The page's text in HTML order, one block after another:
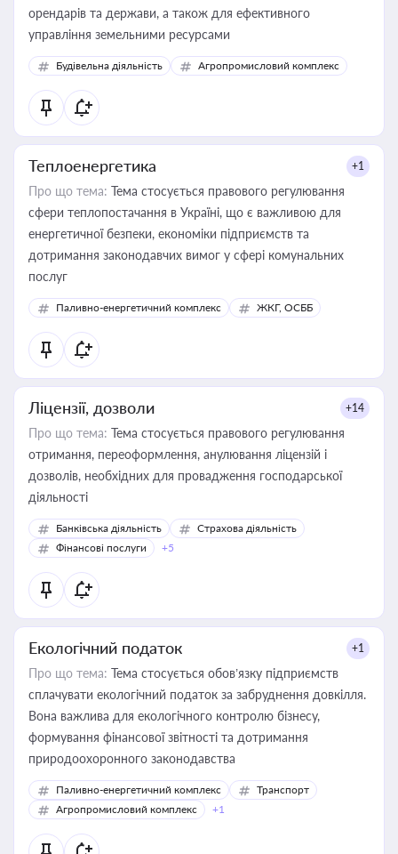
орендарів та держави, а також для ефективного
управління земельними ресурсами
Будівельна діяльність Агропромисловий комплекс
Теплоенергетика +1
Про що тема: Тема стосується правового регулювання
сфери теплопостачання в Україні, що є важливою для
енергетичної безпеки, економіки підприємств та
дотримання законодавчих вимог у сфері комунальних
послуг
Паливно-енергетичний комплекс ЖКГ, ОСББ
Ліцензії, дозволи +14
Про що тема: Тема стосується правового регулювання
отримання, переоформлення, анулювання ліцензій і
дозволів, необхідних для провадження господарської
діяльності
Банківська діяльність
Страхова діяльність
Фінансові послуги
+5
Екологічний податок +1
Про що тема: Тема стосується обов’язку підприємств
сплачувати екологічний податок за забруднення довкілля.
Вона важлива для екологічного контролю бізнесу,
формування фінансової звітності та дотримання
природоохоронного законодавства
Паливно-енергетичний комплекс
Транспорт
Агропромисловий комплекс
+1